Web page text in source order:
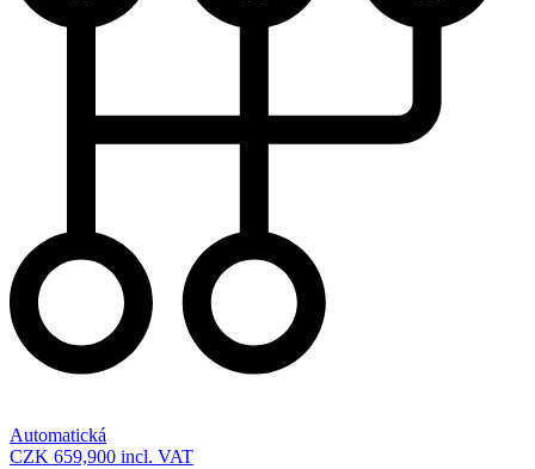
Automatická
CZK 659,900 incl. VAT